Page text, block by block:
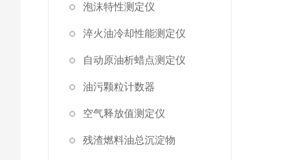
泡沫特性测定仪
淬火油冷却性能测定仪
自动原油析蜡点测定仪
油污颗粒计数器
空气释放值测定仪
残渣燃料油总沉淀物